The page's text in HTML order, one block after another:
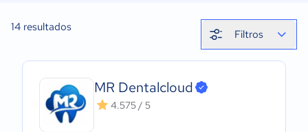
14 resultados
Filtros
MR Dentalcloud
4.575 / 5